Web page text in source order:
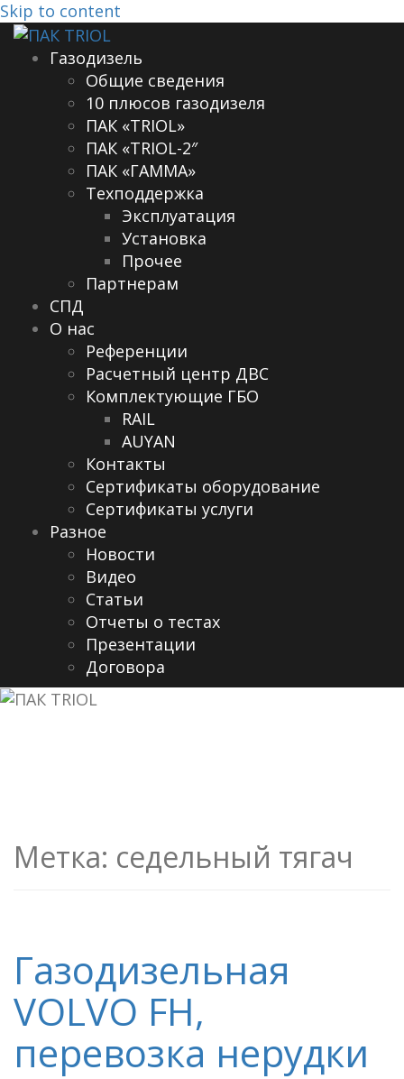
Skip to content
Газодизель
Общие сведения
10 плюсов газодизеля
ПАК «TRIOL»
ПАК «TRIOL-2″
ПАК «ГАММА»
Техподдержка
Эксплуатация
Установка
Прочее
Партнерам
СПД
О нас
Референции
Расчетный центр ДВС
Комплектующие ГБО
RAIL
AUYAN
Контакты
Сертификаты оборудование
Сертификаты услуги
Разное
Новости
Видео
Cтатьи
Отчеты о тестах
Презентации
Договора
Метка: седельный тягач
Газодизельная
VOLVO FH,
перевозка нерудки